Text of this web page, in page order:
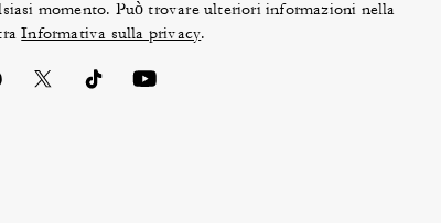
momento. Può trovare ulteriori informazioni nella
Informativa sulla privacy.